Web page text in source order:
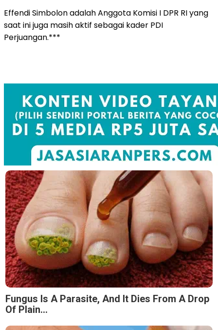
Effendi Simbolon adalah Anggota Komisi I DPR RI yang
saat ini juga masih aktif sebagai kader PDI
Perjuangan.***
Fungus Is A Parasite, And It Dies From A Drop
Of Plain...